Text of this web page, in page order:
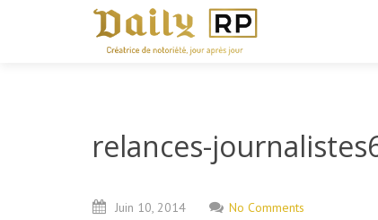
relances-
Juin 10, 2014 No Comments